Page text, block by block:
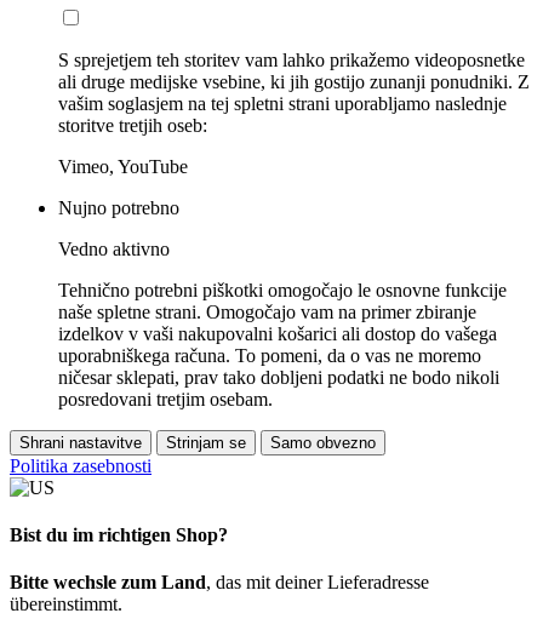
S sprejetjem teh storitev vam lahko prikažemo videoposnetke
ali druge medijske vsebine, ki jih gostijo zunanji ponudniki. Z
vašim soglasjem na tej spletni strani uporabljamo naslednje
storitve tretjih oseb:
Vimeo, YouTube
Nujno potrebno
Vedno aktivno
Tehnično potrebni piškotki omogočajo le osnovne funkcije
naše spletne strani. Omogočajo vam na primer zbiranje
izdelkov v vaši nakupovalni košarici ali dostop do vašega
uporabniškega računa. To pomeni, da o vas ne moremo
ničesar sklepati, prav tako dobljeni podatki ne bodo nikoli
posredovani tretjim osebam.
Shrani nastavitve Strinjam se Samo obvezno
Politika zasebnosti
Bist du im richtigen Shop?
Bitte wechsle zum Land, das mit deiner Lieferadresse
übereinstimmt.